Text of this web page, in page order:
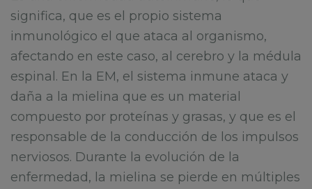
significa, que es el propio sistema
inmunológico el que ataca al organismo,
afectando en este caso, al cerebro y la médula
espinal. En la EM, el sistema inmune ataca y
daña a la mielina que es un material
compuesto por proteínas y grasas, y que es el
responsable de la conducción de los impulsos
nerviosos. Durante la evolución de la
enfermedad, la mielina se pierde en múltiples